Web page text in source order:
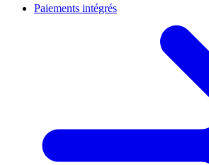
Paiements intégrés